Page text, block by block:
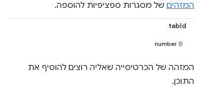
המזהים של מסגרות ספציפיות להוספה.
tabId
number
המזהה של הכרטיסייה שאליה רוצים להוסיף את
התוכן.